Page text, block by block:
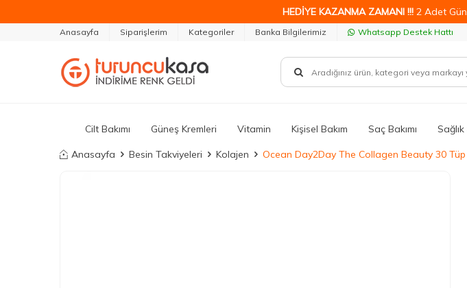
HEDİYE KAZANMA ZAMANI !!! 2 Adet
Anasayfa Siparişlerim Kategoriler Banka Bilgilerimiz Whatsapp Destek Hattı
Cilt Bakımı Güneş Kremleri Vitamin Kişisel Bakım Saç Bakımı
Anasayfa Besin Takviyeleri Kolajen Ocean Day2Day The Collagen Beauty 30